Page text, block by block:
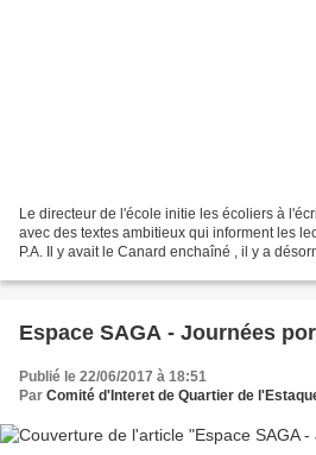
Le directeur de l'école initie les écoliers à
avec des textes ambitieux qui informent les
P.A. Il y avait le Canard enchaîné , il y a
Espace SAGA - Journées
Publié le 22/06/2017 à 18:51
Par Comité d'Interet de Quartier de